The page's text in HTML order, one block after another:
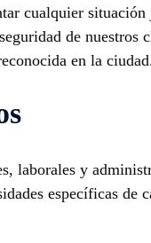
cualquier
de nuestros
en la
laborales y
específicas